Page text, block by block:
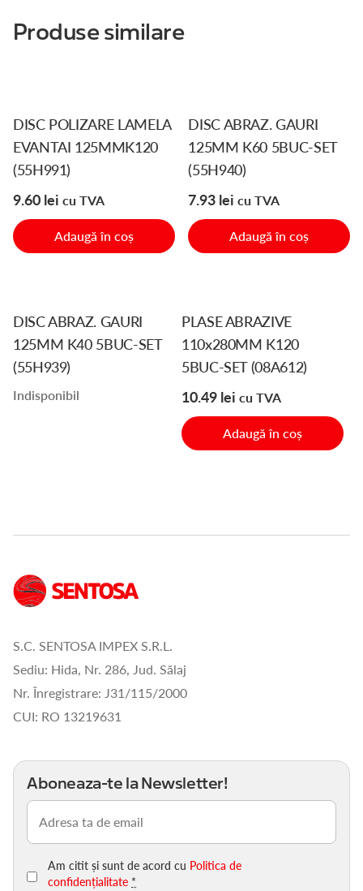
Produse similare
DISC POLIZARE LAMELA
EVANTAI 125MMK120
(55H991)
9.60 lei cu TVA
Adaugă în coș
DISC ABRAZ. GAURI
125MM K60 5BUC-SET
(55H940)
7.93 lei cu TVA
Adaugă în coș
DISC ABRAZ. GAURI
125MM K40 5BUC-SET
(55H939)
Indisponibil
PLASE ABRAZIVE
110x280MM K120
5BUC-SET (08A612)
10.49 lei cu TVA
Adaugă în coș
S.C. SENTOSA IMPEX S.R.L.
Sediu: Hida, Nr. 286, Jud. Sălaj
Nr. Înregistrare: J31/115/2000
CUI: RO 13219631
Aboneaza-te la Newsletter!
Email
(Obligatoriu)
Am citit și sunt de acord cu Politica de
confidențialitate *